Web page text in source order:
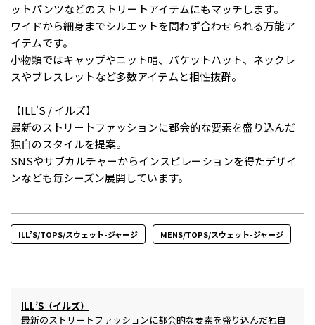
ットパンツなどのストリートアイテムにもマッチします。
ワイドから細身までシルエットを問わず合わせられる万能ア
イテムです。
小物類ではキャップやニット帽、バケットハット、ネックレ
スやブレスレットなど多数アイテムと相性抜群。
【ILL'S / イルズ】
最新のストリートファッションに都会的な要素を盛り込んだ
独自のスタイルを提案。
SNSやサブカルチャーからインスピレーションを得たデザイ
ンなども毎シーズン展開しています。
ILL’S/TOPS/スウェット-ジャージ MENS/TOPS/スウェット-ジャージ
ILL’S（イルズ）
最新のストリートファッションに都会的な要素を盛り込んだ独自